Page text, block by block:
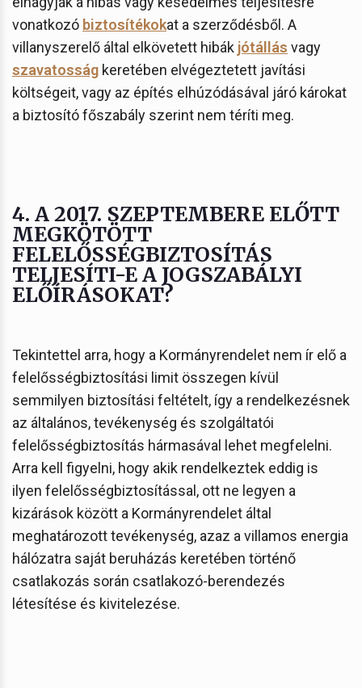
vonatkozó biztosítékokat a szerződésből. A
villanyszerelő által elkövetett hibák jótállás vagy
szavatosság keretében elvégeztetett javítási
költségeit, vagy az építés elhúzódásával járó károkat
a biztosító főszabály szerint nem téríti meg.
4. A 2017. SZEPTEMBERE ELŐTT
MEGKÖTÖTT
FELELŐSSÉGBIZTOSÍTÁS
TELJESÍTI-E A JOGSZABÁLYI
ELŐÍRÁSOKAT?
Tekintettel arra, hogy a Kormányrendelet nem ír elő a
felelősségbiztosítási limit összegen kívül
semmilyen biztosítási feltételt, így a rendelkezésnek
az általános, tevékenység és szolgáltatói
felelősségbiztosítás hármasával lehet megfelelni.
Arra kell figyelni, hogy akik rendelkeztek eddig is
ilyen felelősségbiztosítással, ott ne legyen a
kizárások között a Kormányrendelet által
meghatározott tevékenység, azaz a villamos energia
hálózatra saját beruházás keretében történő
csatlakozás során csatlakozó-berendezés
létesítése és kivitelezése.